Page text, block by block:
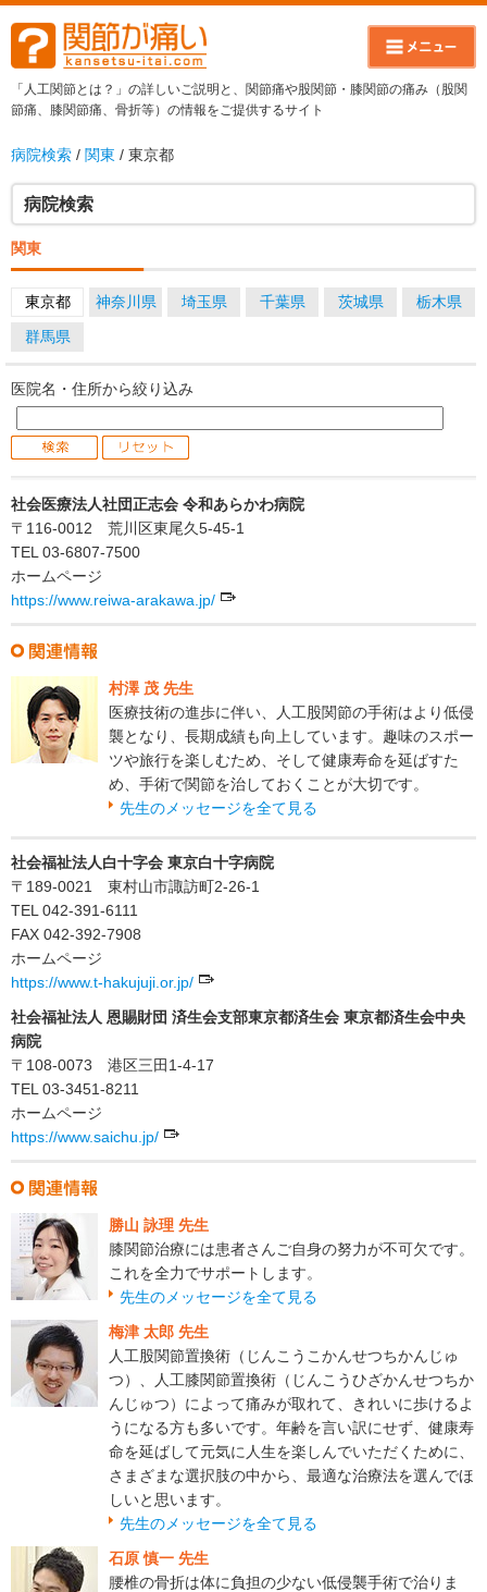
「人工関節とは？」の詳しいご説明と、関節痛や股関節・膝関節の痛み（股関
節痛、膝関節痛、骨折等）の情報をご提供するサイト
病院検索 / 関東 / 東京都
病院検索
関東
東京都 神奈川県 埼玉県 千葉県 茨城県
栃木県
群馬県
医院名・住所から絞り込み
社会医療法人社団正志会 令和あらかわ病院
〒116-0012 荒川区東尾久5-45-1
TEL 03-6807-7500
ホームページ
https://www.reiwa-arakawa.jp/
村澤 茂 先生
医療技術の進歩に伴い、人工股関節の手術はより低侵
襲となり、長期成績も向上しています。趣味のスポー
ツや旅行を楽しむため、そして健康寿命を延ばすた
め、手術で関節を治しておくことが大切です。
先生のメッセージを全て見る
社会福祉法人白十字会 東京白十字病院
〒189-0021 東村山市諏訪町2-26-1
TEL 042-391-6111
FAX 042-392-7908
ホームページ
https://www.t-hakujuji.or.jp/
社会福祉法人 恩賜財団 済生会支部東京都済生会 東京都済生会中央
病院
〒108-0073 港区三田1-4-17
TEL 03-3451-8211
ホームページ
https://www.saichu.jp/
勝山 詠理 先生
膝関節治療には患者さんご自身の努力が不可欠です。
これを全力でサポートします。
先生のメッセージを全て見る
梅津 太郎 先生
人工股関節置換術（じんこうこかんせつちかんじゅ
つ）、人工膝関節置換術（じんこうひざかんせつちか
んじゅつ）によって痛みが取れて、きれいに歩けるよ
うになる方も多いです。年齢を言い訳にせず、健康寿
命を延ばして元気に人生を楽しんでいただくために、
さまざまな選択肢の中から、最適な治療法を選んでほ
しいと思います。
先生のメッセージを全て見る
石原 慎一 先生
腰椎の骨折は体に負担の少ない低侵襲手術で治りま